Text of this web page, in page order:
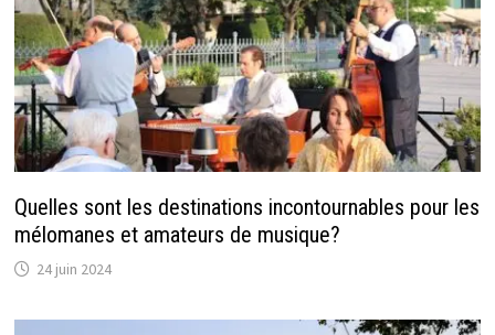
Quelles sont les destinations incontournables pour les
mélomanes et amateurs de musique?
24 juin 2024